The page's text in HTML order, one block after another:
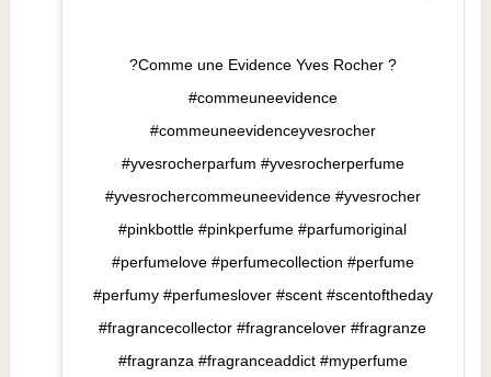
?Comme une Evidence Yves Rocher ?
#commeuneevidence
#commeuneevidenceyvesrocher
#yvesrocherparfum #yvesrocherperfume
#yvesrochercommeuneevidence #yvesrocher
#pinkbottle #pinkperfume #parfumoriginal
#perfumelove #perfumecollection #perfume
#perfumy #perfumeslover #scent #scentoftheday
#fragrancecollector #fragrancelover #fragranze
#fragranza #fragranceaddict #myperfume